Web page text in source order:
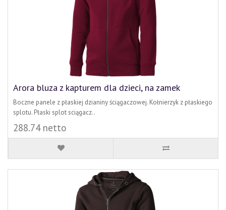
Arora bluza z kapturem dla dzieci, na zamek
Boczne panele z płaskiej dzianiny ściągaczowej. Kołnierzyk z płaskiego
splotu. Płaski splot sciągacz..
288.74 netto